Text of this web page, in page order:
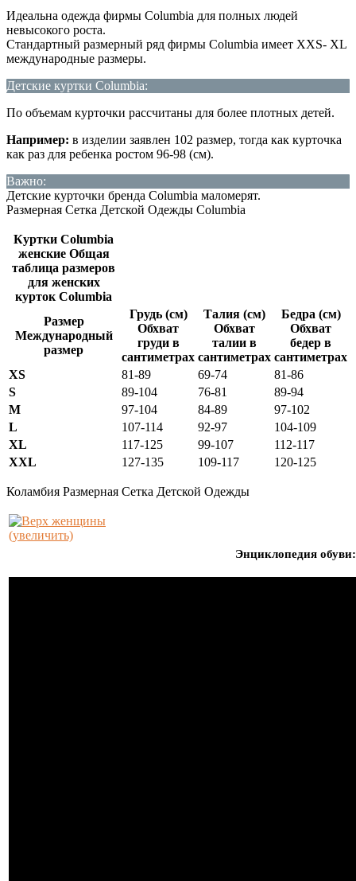
Идеальна одежда фирмы Columbia для полных людей
невысокого роста.
Стандартный размерный ряд фирмы Columbia имеет XXS- XL
международные размеры.
Детские куртки Columbia:
По объемам курточки рассчитаны для более плотных детей.
Например: в изделии заявлен 102 размер, тогда как курточка
как раз для ребенка ростом 96-98 (см).
Важно:
Детские курточки бренда Columbia маломерят.
Размерная Сетка Детской Одежды Columbia
Куртки Columbia
женские Общая
таблица размеров
для женских
курток Columbia
Размер
Международный
размер
Грудь (см)
Обхват
груди в
сантиметрах
Талия (см)
Обхват
талии в
сантиметрах
Бедра (см)
Обхват
бедер в
сантиметрах
XS
81-89 69-74
81-86
S
89-104 76-81
89-94
M
97-104 84-89
97-102
L
107-114 92-97
104-109
XL
117-125 99-107
112-117
XXL
127-135 109-117 120-125
Коламбия Размерная Сетка Детской Одежды
(увеличить)
Энциклопедия